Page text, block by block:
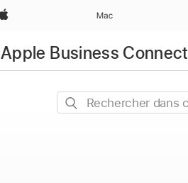
Apple Mac
Apple Business Connect
Rechercher